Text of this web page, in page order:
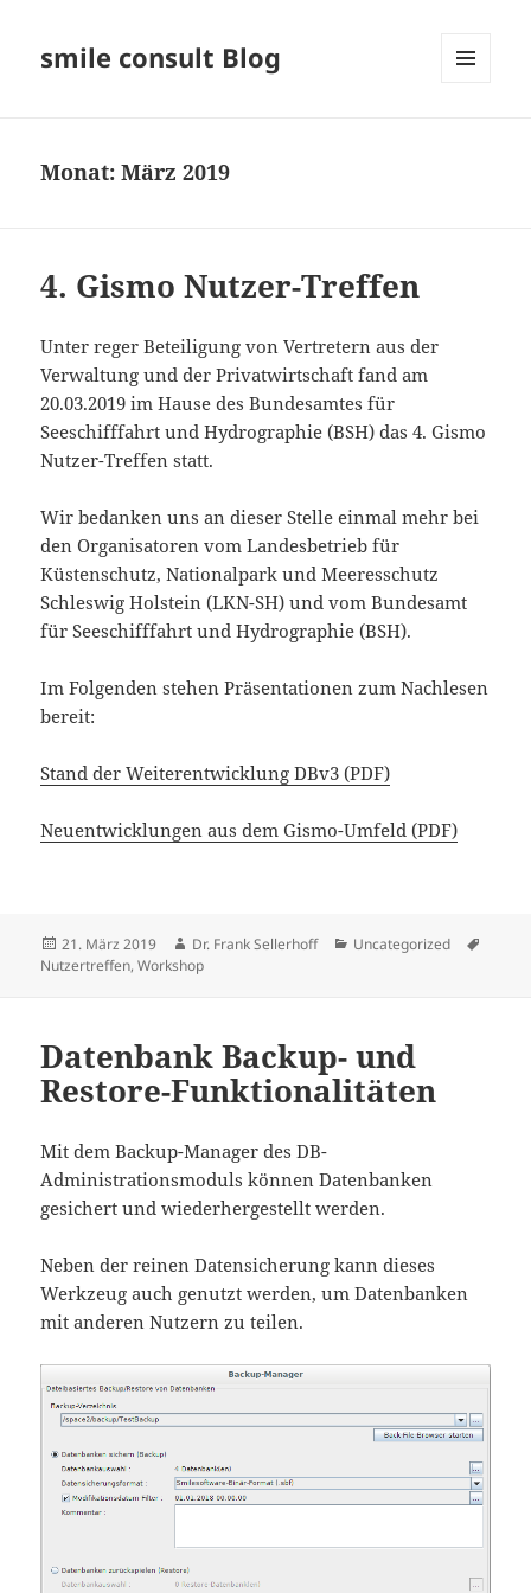
smile consult Blog
Monat:März 2019
4. Gismo Nutzer-Treffen
Unter reger Beteiligung von Vertretern aus der
Verwaltung und der Privatwirtschaft fand am
20.03.2019 im Hause des Bundesamtes für
Seeschifffahrt und Hydrographie (BSH) das 4. Gismo
Nutzer-Treffen statt.
Wir bedanken uns an dieser Stelle einmal mehr bei
den Organisatoren vom Landesbetrieb für
Küstenschutz, Nationalpark und Meeresschutz
Schleswig Holstein (LKN-SH) und vom Bundesamt
für Seeschifffahrt und Hydrographie (BSH).
Im Fol­gen­den stehen Präsentationen zum Nachlesen
bereit:
Stand der Weiterentwicklung DBv3 (PDF)
Neuentwicklungen aus dem Gismo-Umfeld (PDF)
Veröffentlicht
am
21. März 2019 Autor
Dr. Frank Sellerhoff Kategorien
Uncategorized
Nutzertreffen,Workshop
Datenbank Backup- und
Restore-Funktionalitäten
Mit dem Backup-Manager des DB-
Administrationsmoduls können Datenbanken
gesichert und wiederhergestellt werden.
Neben der reinen Datensicherung kann dieses
Werkzeug auch genutzt werden, um Datenbanken
mit anderen Nutzern zu teilen.